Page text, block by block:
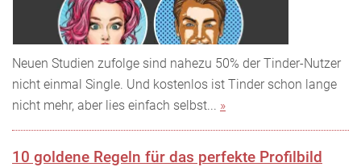
Neuen Studien zufolge sind nahezu 50% der Tinder-Nutzer
nicht einmal Single. Und kostenlos ist Tinder schon lange
nicht mehr, aber lies einfach selbst... »
10 goldene Regeln für das perfekte Profilbild